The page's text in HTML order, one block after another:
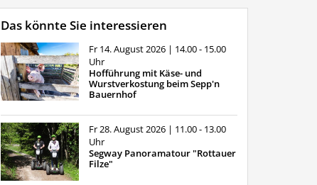
Das könnte Sie interessieren
Fr 14. August 2026 | 14.00 - 15.00
Uhr
Hofführung mit Käse- und
Wurstverkostung beim Sepp'n
Bauernhof
Fr 28. August 2026 | 11.00 - 13.00
Uhr
Segway Panoramatour "Rottauer
Filze"